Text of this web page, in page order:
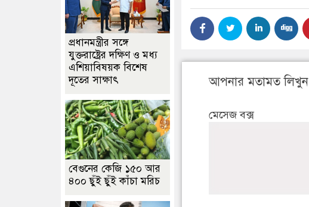
আপনার মতামত লিখুন
মেসেজ বক্স
প্রধানমন্ত্রীর সঙ্গে
যুক্তরাষ্ট্রের দক্ষিণ ও মধ্য
এশিয়াবিষয়ক বিশেষ
দূতের সাক্ষাৎ
বেগুনের কেজি ১৫০ আর
৪০০ ছুঁই ছুঁই কাঁচা মরিচ